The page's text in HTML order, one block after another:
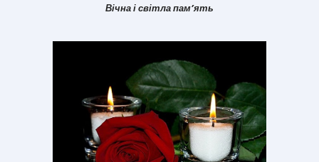
Вічна і світла пам’ять